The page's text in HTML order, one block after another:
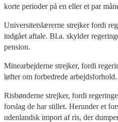
korte perioder på en eller et par
Universitetslærerne strejker fordi
indgået aftale. Bl.a. skylder
pension.
Minearbejderne strejker, fordi
løfter om forbedrede arbejdsforhold.
Risbønderne strejker, fordi
forslag de har stillet. Herunder et
udenlandsk import af ris, der